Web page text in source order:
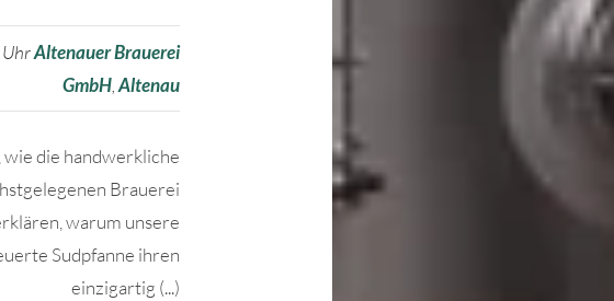
UhrAltenauer Brauerei
GmbH ,Altenau
die handwerkliche
Brauerei
warum unsere
Sudpfanne ihren
einzigartig (...)